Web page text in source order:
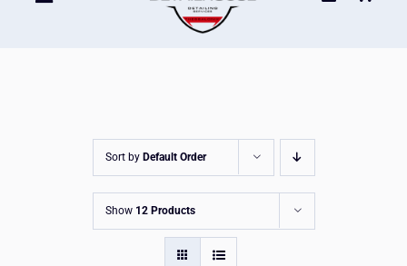
Toggle
ΑΞΕΣΟΥΑΡ
HOT OFFERS
Sort by Default Order
Show 12 Products